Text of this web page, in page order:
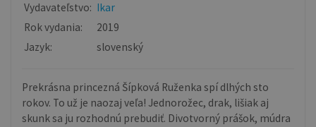
Vydavateľstvo: Ikar
Rok vydania:
2019
Jazyk:
slovenský
Prekrásna princezná Šípková Ruženka spí dlhých sto
rokov. To už je naozaj veľa! Jednorožec, drak, lišiak aj
skunk sa ju rozhodnú prebudiť. Divotvorný prášok, múdra